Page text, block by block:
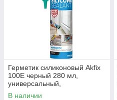
Герметик силиконовый Akfix
100E черный 280 мл,
универсальный,
термостойкий
В наличии